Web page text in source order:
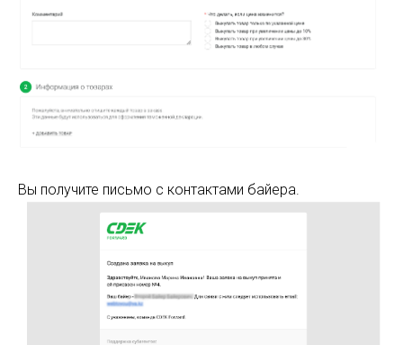
Вы получите письмо с контактами байера.